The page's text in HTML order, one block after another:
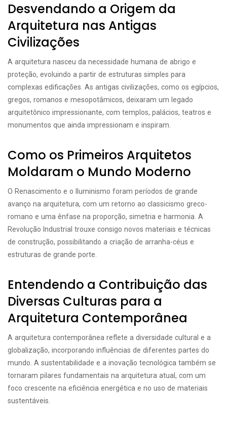
Desvendando a Origem da
Arquitetura nas Antigas
Civilizações
A arquitetura nasceu da necessidade humana de abrigo e
proteção, evoluindo a partir de estruturas simples para
complexas edificações. As antigas civilizações, como os egípcios,
gregos, romanos e mesopotâmicos, deixaram um legado
arquitetônico impressionante, com templos, palácios, teatros e
monumentos que ainda impressionam e inspiram.
Como os Primeiros Arquitetos
Moldaram o Mundo Moderno
O Renascimento e o Iluminismo foram períodos de grande
avanço na arquitetura, com um retorno ao classicismo greco-
romano e uma ênfase na proporção, simetria e harmonia. A
Revolução Industrial trouxe consigo novos materiais e técnicas
de construção, possibilitando a criação de arranha-céus e
estruturas de grande porte.
Entendendo a Contribuição das
Diversas Culturas para a
Arquitetura Contemporânea
A arquitetura contemporânea reflete a diversidade cultural e a
globalização, incorporando influências de diferentes partes do
mundo. A sustentabilidade e a inovação tecnológica também se
tornaram pilares fundamentais na arquitetura atual, com um
foco crescente na eficiência energética e no uso de materiais
sustentáveis.